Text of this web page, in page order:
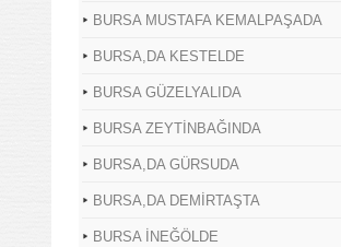
BURSA MUSTAFA KEMALPAŞADA
BURSA,DA KESTELDE
BURSA GÜZELYALIDA
BURSA ZEYTİNBAĞINDA
BURSA,DA GÜRSUDA
BURSA,DA DEMİRTAŞTA
BURSA İNEĞÖLDE